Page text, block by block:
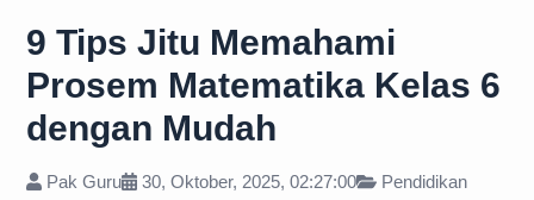
9 Tips Jitu Memahami
Prosem Matematika Kelas 6
dengan Mudah
Pak Guru 30, Oktober, 2025, 02:27:00 Pendidikan